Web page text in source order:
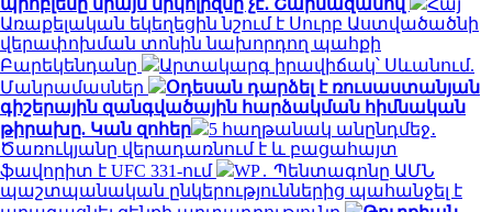
Առաքելական եկեղեցին նշում է Սուրբ Աստվածածնի
վերափոխման տոնին նախորդող պահքի
Բարեկենդանը
Արտակարգ իրավիճակ՝ Սևանում.
Մանրամասներ
Օդեսան դարձել է ռուսաստանյան
գիշերային զանգվածային հարձակման հիմնական
թիրախը. Կան զոհեր
5 հաղթանակ անընդմեջ․
Ծառուկյանը վերադառնում է և բացահայտ
ֆավորիտ է UFC 331-ում
WP․ Պենտագոնը ԱՄՆ
պաշտպանական ընկերություններից պահանջել է